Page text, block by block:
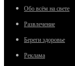
Обо всём на свете
Развлечение
Береги здоровье
Реклама